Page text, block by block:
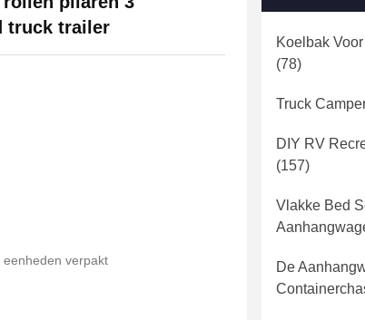
truck trailer
verpakt
Koelbak
(78)
Truck
DIY RV
(157)
Vlakke Bed
De